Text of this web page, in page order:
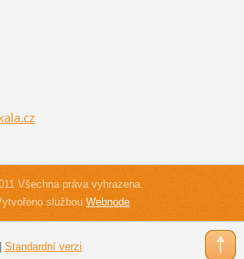
Všechna práva vyhrazena.
službouWebnode
Standardní verzi